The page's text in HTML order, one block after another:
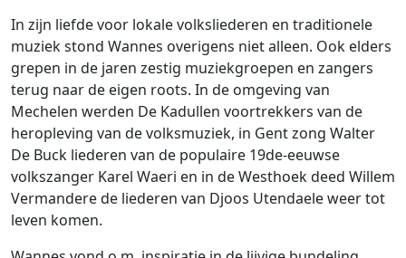
In zijn liefde voor lokale volksliederen en traditionele
muziek stond Wannes overigens niet alleen. Ook elders
grepen in de jaren zestig muziekgroepen en zangers
terug naar de eigen roots. In de omgeving van
Mechelen werden De Kadullen voortrekkers van de
heropleving van de volksmuziek, in Gent zong Walter
De Buck liederen van de populaire 19de-eeuwse
volkszanger Karel Waeri en in de Westhoek deed Willem
Vermandere de liederen van Djoos Utendaele weer tot
leven komen.